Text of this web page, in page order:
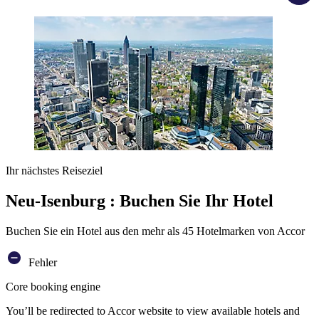
Ihr nächstes Reiseziel
Neu-Isenburg : Buchen Sie Ihr Hotel
Buchen Sie ein Hotel aus den mehr als 45 Hotelmarken von Accor
Fehler
Core booking engine
You’ll be redirected to Accor website to view available hotels and